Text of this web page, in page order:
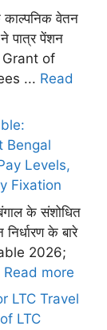
काल्पनिक वेतन
पात्र पेंशन
Grant of
... Read
Bengal
Levels,
Fixation
के संशोधित
के बारे
2026;
Read more
LTC Travel
LTC